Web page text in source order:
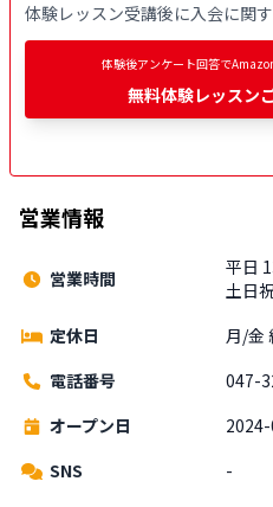
体験レッスン受講後に入会に関
体験後アンケート回答で
無料体験レッスン
営業情報
営業時間
平日
土日
定休日
月/金
電話番号
047-
オープン日
SNS
-